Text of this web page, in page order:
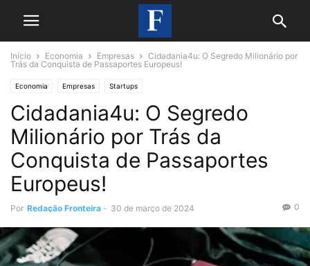
Início Economia Empresas
Cidadania4u: O Segredo Milionário por
Trás da Conquista de Passaportes Europeus!
Economia Empresas Startups
Cidadania4u: O Segredo
Milionário por Trás da
Conquista de Passaportes
Europeus!
Por Redação Fronteira - 30 de março de 2024 0